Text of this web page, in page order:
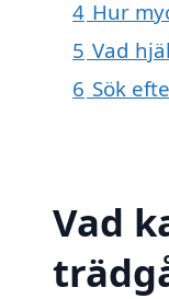
4 Hur
5 Vad
6 Sök
Vad